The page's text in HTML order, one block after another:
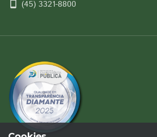
smartphone (45) 3321-8800